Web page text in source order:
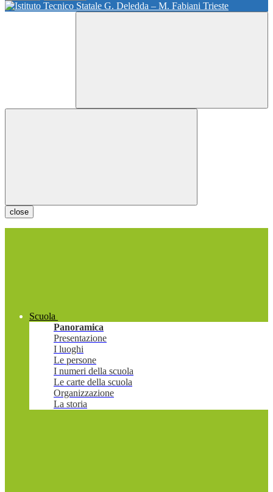
close
Scuola
Panoramica
Presentazione
I luoghi
Le persone
I numeri della scuola
Le carte della scuola
Organizzazione
La storia